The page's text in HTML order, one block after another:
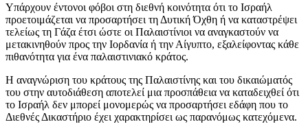
Υπάρχουν έντονοι φόβοι στη διεθνή κοινότητα ότι το Ισραήλ
προετοιμάζεται να προσαρτήσει τη Δυτική Όχθη ή να καταστρέψει
τελείως τη Γάζα έτσι ώστε οι Παλαιστίνιοι να αναγκαστούν να
μετακινηθούν προς την Ιορδανία ή την Αίγυπτο, εξαλείφοντας κάθε
πιθανότητα για ένα παλαιστινιακό κράτος.
Η αναγνώριση του κράτους της Παλαιστίνης και του δικαιώματός
του στην αυτοδιάθεση αποτελεί μια προσπάθεια να καταδειχθεί ότι
το Ισραήλ δεν μπορεί μονομερώς να προσαρτήσει εδάφη που το
Διεθνές Δικαστήριο έχει χαρακτηρίσει ως παρανόμως κατεχόμενα.